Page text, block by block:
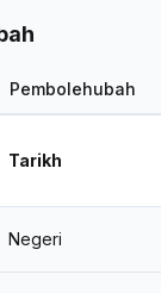
Pembolehubah
Tarikh
Negeri